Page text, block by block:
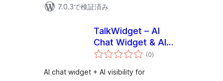
7.0.3で検証済み
TalkWidget – AI
Chat Widget & AI
Visibility
(0個
の)
AI chat widget + AI visibility for